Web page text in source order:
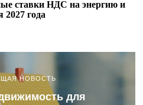
ставки НДС на энергию и
2027 года
НОВОСТЬ
для